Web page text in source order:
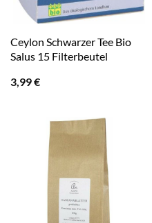
Ceylon Schwarzer Tee Bio
Salus 15 Filterbeutel
3,99€